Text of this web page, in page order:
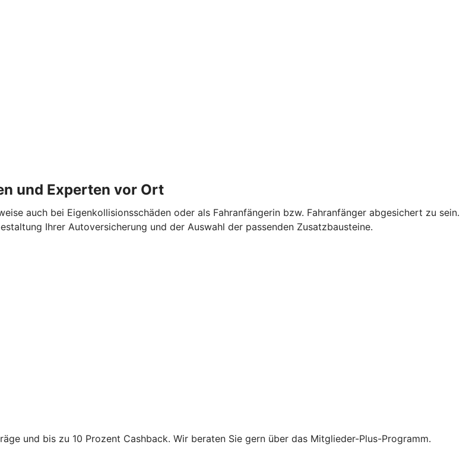
und Experten vor Ort
auch bei Eigenkollisionsschäden oder als Fahranfängerin bzw. Fahranfänger abgesichert zu sein.
Ihrer Autoversicherung und der Auswahl der passenden Zusatzbausteine.
und bis zu 10 Prozent Cashback. Wir beraten Sie gern über das Mitglieder-Plus-Programm.